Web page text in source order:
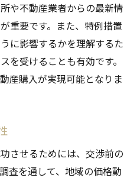
や不動産業者からの最新情
重要です。また、特例措置
に影響するかを理解するた
を受けることも有効です。
産購入が実現可能となりま
させるためには、交渉前の
査を通して、地域の価格動